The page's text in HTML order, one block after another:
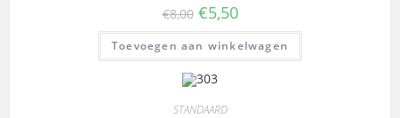
€8,00 €5,50
Toevoegen aan winkelwagen
STANDAARD